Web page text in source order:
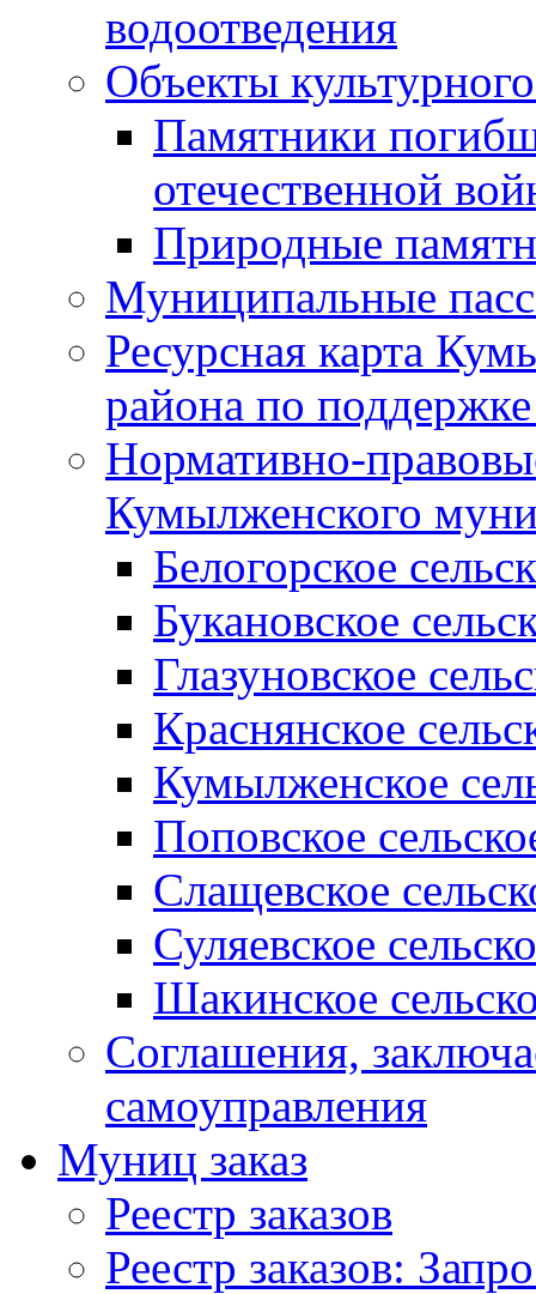
водоотведения
Объекты
Памятники
отечественной
Природные
Муниципальные
Ресурсная карта
района по
Нормативно-
Кумылженского
Белогорское
Букановское
Глазуновское
Краснянское
Кумылженское
Поповское
Слащевское
Суляевское
Шакинское
Соглашения,
самоуправления
Муниц заказ
Реестр заказов
Реестр заказов: